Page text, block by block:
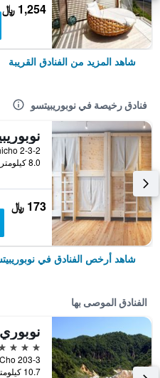
1,254 ﷼
شاهد المزيد من الفنادق القريبة
فنادق رخيصة في نوبوريبيتسو
8.0 كيلومتر عن وسط المدينة
173 ﷼
شاهد أرخص الفنادق في
الفنادق الموصى بها
4 نجوم
10.7 كيلومتر عن وسط المدينة